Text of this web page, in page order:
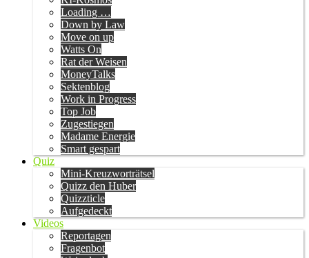
Loading …
Down by Law
Move on up
Watts On
Rat der Weisen
MoneyTalks
Sektenblog
Work in Progress
Top Job
Zugestiegen
Madame Energie
Smart gespart
Quiz
Mini-Kreuzworträtsel
Quizz den Huber
Quizzticle
Aufgedeckt
Videos
Reportagen
Fragenbot